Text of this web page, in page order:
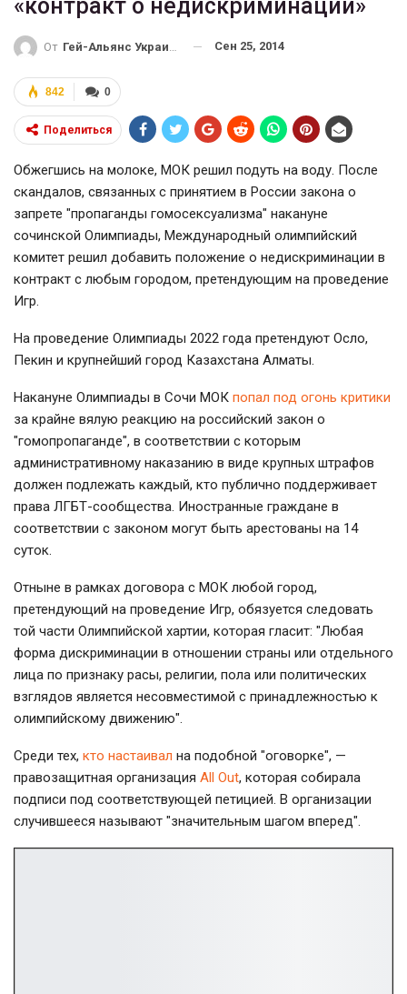
«контракт о недискриминации»
От Гей-Альянс Украина Сен 25, 2014
0
842
Поделиться
Обжегшись на молоке, МОК решил подуть на воду. После
скандалов, связанных с принятием в России закона о
запрете "пропаганды гомосексуализма" накануне
сочинской Олимпиады, Международный олимпийский
комитет решил добавить положение о недискриминации в
контракт с любым городом, претендующим на проведение
Игр.
На проведение Олимпиады 2022 года претендуют Осло,
Пекин и крупнейший город Казахстана Алматы.
Накануне Олимпиады в Сочи МОК попал под огонь критики
за крайне вялую реакцию на российский закон о
"гомопропаганде", в соответствии с которым
административному наказанию в виде крупных штрафов
должен подлежать каждый, кто публично поддерживает
права ЛГБТ-сообщества. Иностранные граждане в
соответствии с законом могут быть арестованы на 14
суток.
Отныне в рамках договора с МОК любой город,
претендующий на проведение Игр, обязуется следовать
той части Олимпийской хартии, которая гласит: "Любая
форма дискриминации в отношении страны или отдельного
лица по признаку расы, религии, пола или политических
взглядов является несовместимой с принадлежностью к
олимпийскому движению".
Среди тех, кто настаивал на подобной "оговорке", —
правозащитная организация All Out, которая собирала
подписи под соответствующей петицией. В организации
случившееся называют "значительным шагом вперед".